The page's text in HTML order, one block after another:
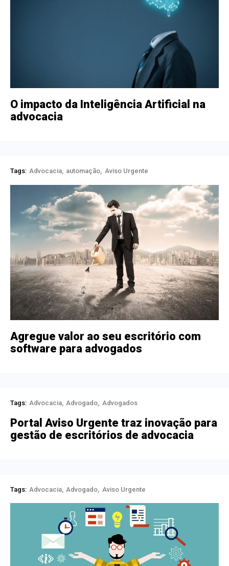
O impacto da Inteligência Artificial na
advocacia
Tags: Advocacia automação Aviso Urgente
Agregue valor ao seu escritório com
software para advogados
Tags: Advocacia Advogado Advogados
Portal Aviso Urgente traz inovação para
gestão de escritórios de advocacia
Tags: Advocacia Advogado Aviso Urgente